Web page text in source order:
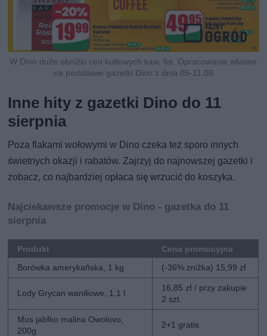
W Dino duże obniżki cen kultowych kaw, fot. Opracowanie własne
na podstawie gazetki Dino z dnia 05-11.08
Inne hity z gazetki Dino do 11
sierpnia
Poza flakami wołowymi w Dino czeka też sporo innych
świetnych okazji i rabatów. Zajrzyj do najnowszej gazetki i
zobacz, co najbardziej opłaca się wrzucić do koszyka.
Najciekawsze promocje w Dino - gazetka do 11
sierpnia
Produkt
Cena promocyjna
Borówka amerykańska, 1 kg
(-36% zniżka) 15,99 zł
Lody Grycan waniliowe, 1,1 l
16,85 zł / przy zakupie
2 szt.
Mus jabłko malina Owolovo,
200g
2+1 gratis